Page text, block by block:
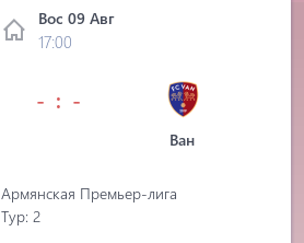
Вос 09 Авг
17:00
- : -
Ван
Армянская Премьер-лига
Tур: 2